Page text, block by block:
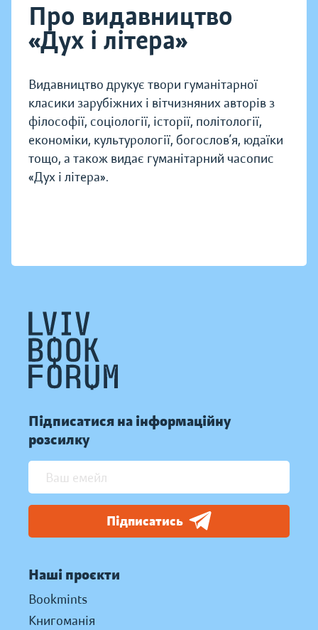
Про видавництво
«Дух і літера»
Видавництво друкує твори гуманітарної
класики зарубіжних і вітчизняних авторів з
філософії, соціології, історії, політології,
економіки, культурології, богослов’я, юдаїки
тощо, а також видає гуманітарний часопис
«Дух і літера».
Підписатися на інформаційну
розсилку
Підписатись
Наші проєкти
Bookmints
Книгоманія